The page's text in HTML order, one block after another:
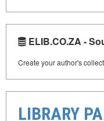
ELIB.CO.ZA -
Create your author's
LIBRARY